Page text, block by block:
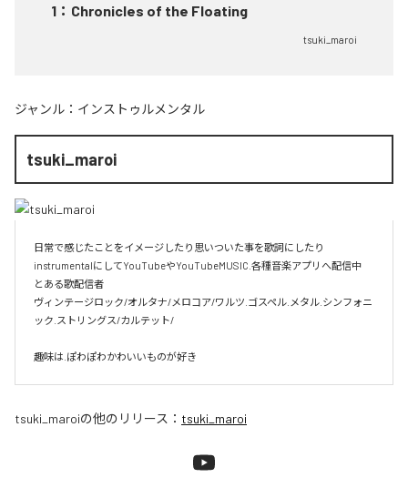
1 ： Chronicles of the Floating
tsuki_maroi
ジャンル： インストゥルメンタル
tsuki_maroi
日常で感じたことをイメージしたり思いついた事を歌詞にしたり
instrumentalにしてYouTubeやYouTubeMUSIC.各種音楽アプリへ配信中
とある歌配信者
ヴィンテージロック/オルタナ/メロコア/ワルツ.ゴスペル.メタル.シンフォニ
ック.ストリングス/カルテット/
趣味は.ぽわぽわかわいいものが好き
tsuki_maroiの他のリリース： tsuki_maroi